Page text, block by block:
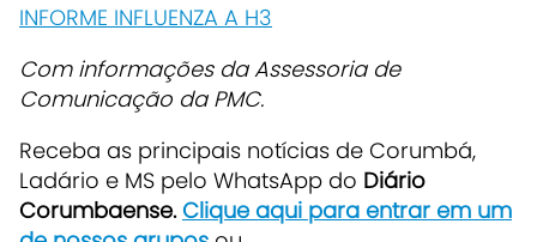
INFORME INFLUENZA A H3
Com informações da Assessoria de
Comunicação da PMC.
Receba as principais notícias de Corumbá,
Ladário e MS pelo WhatsApp do Diário
Corumbaense.Clique aqui para entrar em um